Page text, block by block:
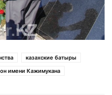
казахские батыры
имени Кажимукана